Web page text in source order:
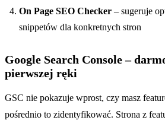
On Page SEO Checker – sugeruje
snippetów dla konkretnych stron
Google Search Console –
pierwszej ręki
GSC nie pokazuje wprost, czy masz
pośrednio to zidentyfikować. Strona z